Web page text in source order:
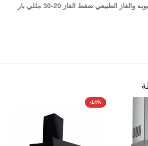
الطبيعي ضغط الغاز 20-30 مللي بار
-14%